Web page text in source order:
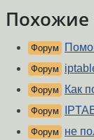
Форум
Форум
Форум Как
Форум
Форум
не